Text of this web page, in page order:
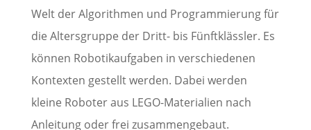
Welt der Algorithmen und Programmierung für
die Altersgruppe der Dritt- bis Fünftklässler. Es
können Robotikaufgaben in verschiedenen
Kontexten gestellt werden. Dabei werden
kleine Roboter aus LEGO-Materialien nach
Anleitung oder frei zusammengebaut.